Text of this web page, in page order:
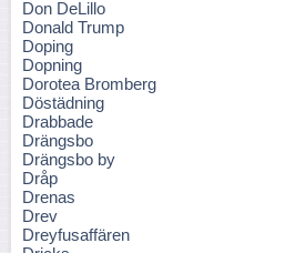
Don DeLillo
Donald Trump
Doping
Dopning
Dorotea Bromberg
Döstädning
Drabbade
Drängsbo
Drängsbo by
Dråp
Drenas
Drev
Dreyfusaffären